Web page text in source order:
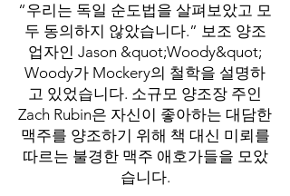
“우리는 독일 순도법을 살펴보았고 모
두 동의하지 않았습니다.” 보조 양조
업자인 Jason &quot;Woody&quot;
Woody가 Mockery의 철학을 설명하
고 있었습니다. 소규모 양조장 주인
Zach Rubin은 자신이 좋아하는 대담한
맥주를 양조하기 위해 책 대신 미뢰를
따르는 불경한 맥주 애호가들을 모았
습니다.